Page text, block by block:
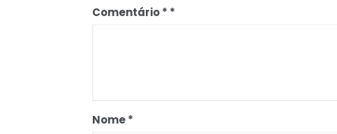
Comentário*
Nome*